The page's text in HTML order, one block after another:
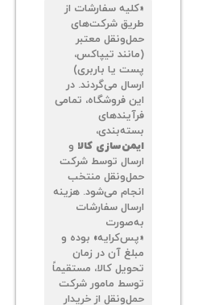
«کلیه سفارشات از
طریق شرکت‌های
حمل‌ونقل معتبر
(مانند تیپاکس،
پست یا باربری)
ارسال می‌گردند. در
این فروشگاه، تمامی
ایمن‌سازی کالاو
ارسال توسط شرکت
حمل‌ونقل منتخب
انجام می‌شود. هزینه
ارسال سفارشات
«پس‌کرایه» بوده و
مبلغ آن در زمان
تحویل کالا، مستقیماً
توسط مامور شرکت
حمل‌ونقل از خریدار